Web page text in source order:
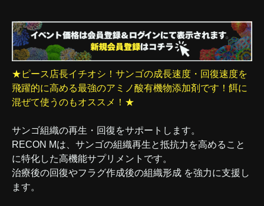
★ピース店長イチオシ！サンゴの成長速度・回復速度を
飛躍的に高める最強のアミノ酸有機物添加剤です！餌に
混ぜて使うのもオススメ！★
サンゴ組織の再生・回復をサポートします。
RECON Mは、サンゴの組織再生と抵抗力を高めること
に特化した高機能サプリメントです。
治療後の回復やフラグ作成後の組織形成 を強力に支援し
ます。